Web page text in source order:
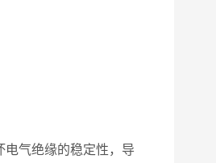
气绝缘的稳定性，导